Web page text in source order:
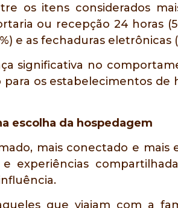
os itens considerados
ou recepção 24 horas
e as fechaduras eletrônicas
significativa no
os estabelecimentos
escolha da hospedagem
mais conectado e
e experiências
que viajam com a